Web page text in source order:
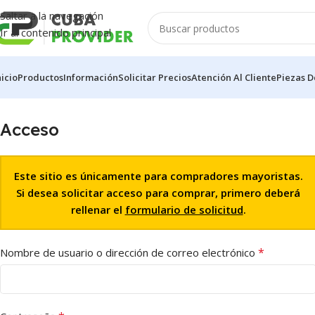
Saltar a la navegación
Ir al contenido principal
ProductosInformaciónSolicitar PreciosAtención Al ClientePiezas
Acceso
Este sitio es únicamente para compradores mayoristas.
Si desea solicitar acceso para comprar, primero deberá
rellenar el formulario de solicitud.
Nombre de usuario o dirección de correo electrónico *